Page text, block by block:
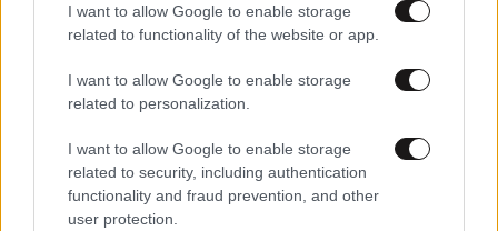
I want to allow Google to enable storage
related to functionality of the website or app.
I want to allow Google to enable storage
related to personalization.
I want to allow Google to enable storage
related to security, including authentication
functionality and fraud prevention, and other
user protection.
Εριέττα Κούρκουλου – Τα 33α γενέθλια και τα
φιλιά με τον Βύρωνα Βασιλειάδη: «Καμία στιγμή
ευτυχίας δεδομένη»